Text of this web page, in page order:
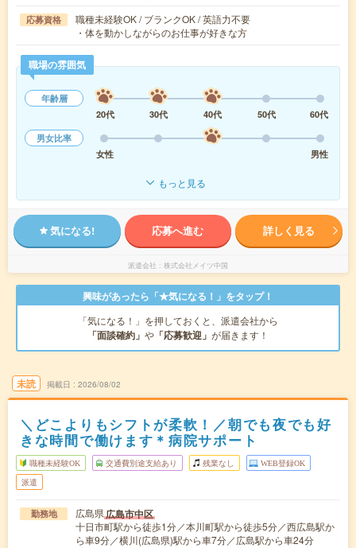
応募資格
職種未経験OK / ブランクOK / 英語力不要
・体を動かしながらのお仕事が好きな方
職場の雰囲気
年齢層
20代
30代 40代 50代
60代
男女比率
女性
男性
もっと見る
気になる! 応募へ進む 詳しく見る
派遣会社 株式会社メイツ中国
興味があったら「★気になる！」をタップ！
「気になる！」を押しておくと、派遣会社から
「面談確約」 や 「応募歓迎」 が届きます！
未読 掲載日 2026/08/02
＼どこよりもシフトが柔軟！／朝でも夜でも好
きな時間で働けます＊病院サポート
職種未経験OK 交通費別途支給あり 残業なし WEB登録OK
派遣
勤務地 広島県広島市中区
十日市町駅から徒歩1分／本川町駅から徒歩5分／西広島駅か
ら車9分／横川(広島県)駅から車7分／広島駅から車24分